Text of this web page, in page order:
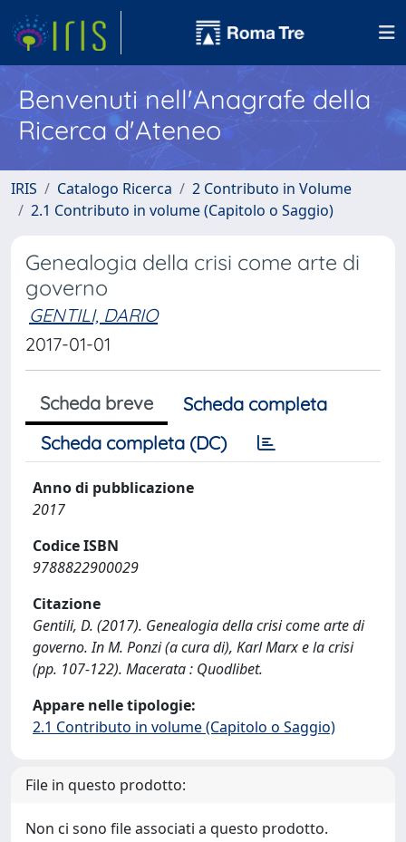
Benvenuti nell'Anagrafe della
Ricerca d'Ateneo
IRIS Catalogo Ricerca
2 Contributo in Volume
2.1 Contributo in volume (Capitolo o Saggio)
Genealogia della crisi come arte di
governo
GENTILI, DARIO
2017-01-01
Scheda breve
Scheda completa
Scheda completa (DC)
Anno di pubblicazione
2017
Codice ISBN
9788822900029
Citazione
Gentili, D. (2017). Genealogia della crisi come arte di
governo. In M. Ponzi (a cura di), Karl Marx e la crisi
(pp. 107-122). Macerata : Quodlibet.
Appare nelle tipologie:
2.1 Contributo in volume (Capitolo o Saggio)
File in questo prodotto:
Non ci sono file associati a questo prodotto.